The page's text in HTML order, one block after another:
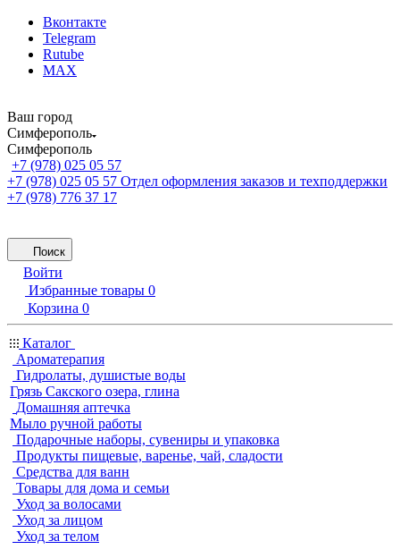
Вконтакте
Telegram
Rutube
MAX
Ваш город
Симферополь
Симферополь
+7 (978) 025 05 57
+7 (978) 025 05 57 Отдел оформления заказов и техподдержки
+7 (978) 776 37 17
Поиск
Войти
Избранные товары 0
Корзина 0
Каталог
Ароматерапия
Гидролаты, душистые воды
Грязь Сакского озера, глина
Домашняя аптечка
Мыло ручной работы
Подарочные наборы, сувениры и упаковка
Продукты пищевые, варенье, чай, сладости
Средства для ванн
Товары для дома и семьи
Уход за волосами
Уход за лицом
Уход за телом